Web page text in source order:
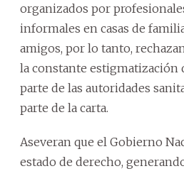
organizados por
informales en casas de
amigos, por lo tanto,
la constante estigmatización
parte de las autoridades
parte de la carta.
Aseveran que el Gobierno
estado de derecho,